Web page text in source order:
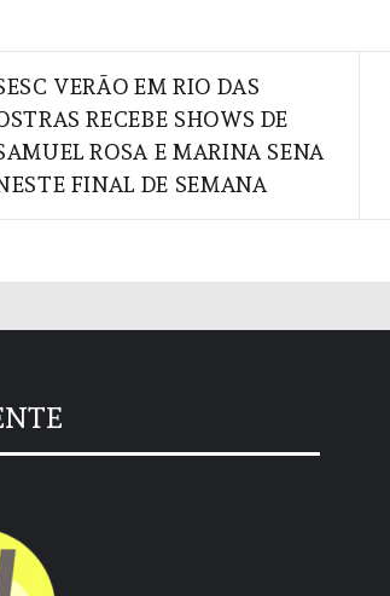
VERÃO EM RIO DAS
RECEBE SHOWS DE
ROSA E MARINA SENA
FINAL DE SEMANA